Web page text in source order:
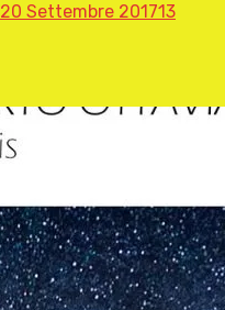
20 Settembre 201713